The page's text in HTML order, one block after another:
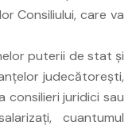
Consiliului, care va
puterii de stat şi
judecătoreşti,
consilieri juridici sau
cuantumul